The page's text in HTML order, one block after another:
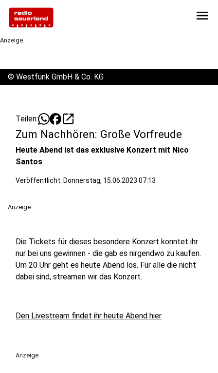
menu
Anzeige
© Westfunk GmbH & Co. KG
Teilen: open_in_new
Zum Nachhören: Große Vorfreude
Heute Abend ist das exklusive Konzert mit Nico
Santos
Veröffentlicht: Donnerstag, 15.06.2023 07:13
Anzeige
Die Tickets für dieses besondere Konzert konntet ihr
nur bei uns gewinnen - die gab es nirgendwo zu kaufen.
Um 20 Uhr geht es heute Abend los. Für alle die nicht
dabei sind, streamen wir das Konzert.
Den Livestream findet ihr heute Abend hier
Anzeige